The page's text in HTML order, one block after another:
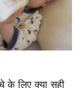
के लिए क्या सही